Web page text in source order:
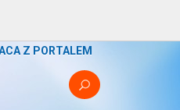
Z PORTALEM